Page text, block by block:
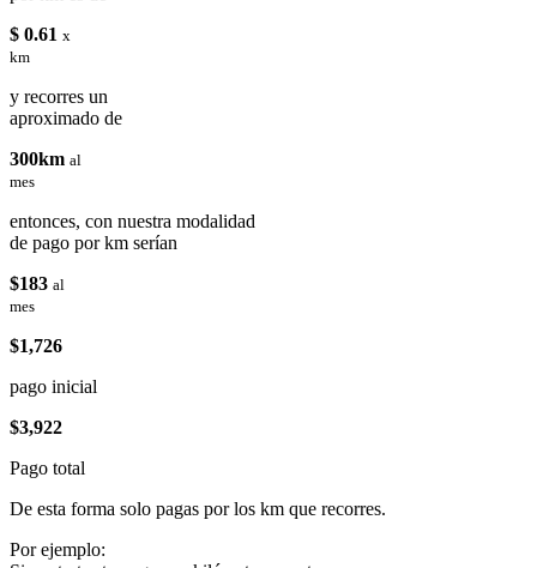
$ 0.61 x
km
y recorres un
aproximado de
300km al
mes
entonces, con nuestra modalidad
de pago por km serían
$183 al
mes
$1,726
pago inicial
$3,922
Pago total
De esta forma solo pagas por los km que recorres.
Por ejemplo: